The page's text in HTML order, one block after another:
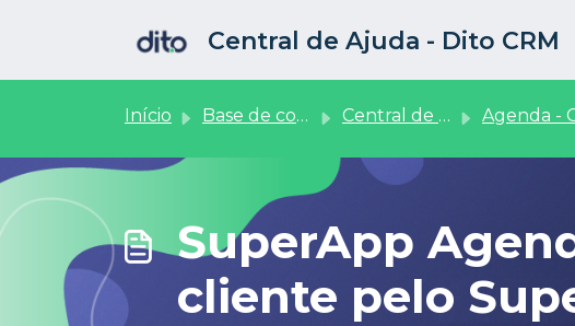
Central de Ajuda - Dito CRM
Início Base de conhecimento Central de Vendedores Agenda - Central de
SuperApp
cliente pelo